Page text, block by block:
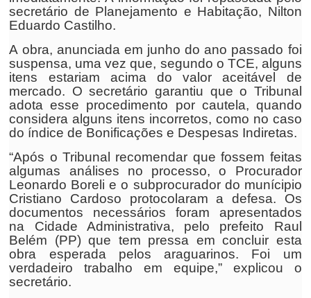
secretário de Planejamento e Habitação, Nilton
Eduardo Castilho.
A obra, anunciada em junho do ano passado foi
suspensa, uma vez que, segundo o TCE, alguns
itens estariam acima do valor aceitável de
mercado. O secretário garantiu que o Tribunal
adota esse procedimento por cautela, quando
considera alguns itens incorretos, como no caso
do índice de Bonificações e Despesas Indiretas.
“Após o Tribunal recomendar que fossem feitas
algumas análises no processo, o Procurador
Leonardo Boreli e o subprocurador do munícipio
Cristiano Cardoso protocolaram a defesa. Os
documentos necessários foram apresentados
na Cidade Administrativa, pelo prefeito Raul
Belém (PP) que tem pressa em concluir esta
obra esperada pelos araguarinos. Foi um
verdadeiro trabalho em equipe,” explicou o
secretário.